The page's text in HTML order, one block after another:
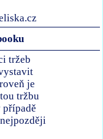
tržeb
je
tržbu
případě